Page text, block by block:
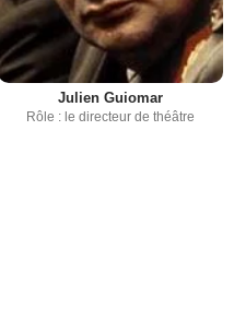
Julien Guiomar
Rôle : le directeur de théâtre